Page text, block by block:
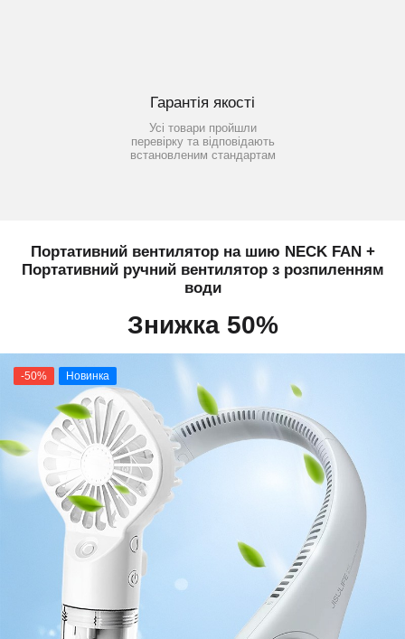
Гарантія якості
Усі товари пройшли
перевірку та відповідають
встановленим стандартам
Портативний вентилятор на шию NECK FAN +
Портативний ручний вентилятор з розпиленням
води
Знижка 50%
-50% Новинка